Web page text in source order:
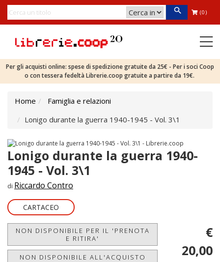
(0)
Per gli acquisti online: spese di spedizione gratuite da 25€ - Per i soci Coop
o con tessera fedeltà Librerie.coop gratuite a partire da 19€.
Home
Famiglia e relazioni
Lonigo durante la guerra 1940-1945 - Vol. 3\1
Lonigo durante la guerra 1940-
1945 - Vol. 3\1
di Riccardo Contro
CARTACEO
NON DISPONIBILE PER IL 'PRENOTA
E RITIRA'
NON DISPONIBILE ALL'ACQUISTO
€
20,00